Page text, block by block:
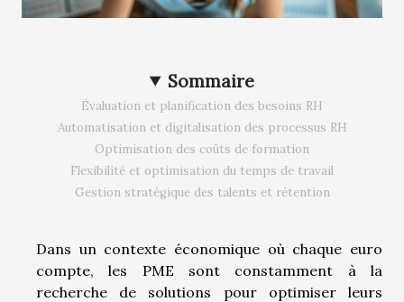
Sommaire
Évaluation et planification des besoins RH
Automatisation et digitalisation des processus RH
Optimisation des coûts de formation
Flexibilité et optimisation du temps de travail
Gestion stratégique des talents et rétention
Dans un contexte économique où chaque euro
compte, les PME sont constamment à la
recherche de solutions pour optimiser leurs